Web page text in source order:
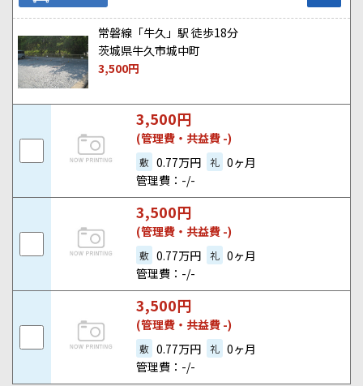
常磐線「牛久」駅 徒歩18分
茨城県牛久市城中町
3,500円
3,500円
(管理費・共益費 -)
敷 0.77万円 礼 0ヶ月
管理費：-/-
3,500円
(管理費・共益費 -)
敷 0.77万円 礼 0ヶ月
管理費：-/-
3,500円
(管理費・共益費 -)
敷 0.77万円 礼 0ヶ月
管理費：-/-